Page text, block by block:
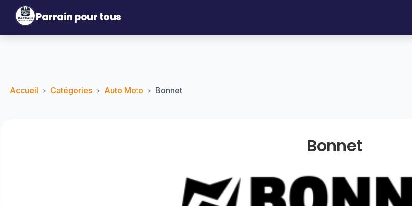
Parrain pour tous
Accueil > Catégories > Auto Moto > Bonnet
Bonnet